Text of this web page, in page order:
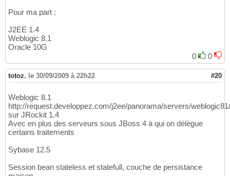
Pour ma part :
J2EE 1.4
Weblogic 8.1
Oracle 10G
0
0
totoz, le 30/09/2009 à 22h22 #20
Weblogic 8.1
http://request.developpez.com/j2ee/panorama/servers/weblogic81/
sur JRockit 1.4
Avec en plus des serveurs sous JBoss 4 à qui on délègue
certains traitements
Sybase 12.5
Session bean stateless et statefull, couche de persistance